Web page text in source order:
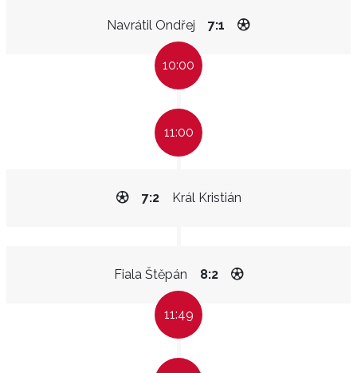
Navrátil Ondřej 7:1
10:00
11:00
Král Kristián
7:2
Fiala Štěpán 8:2
11:49